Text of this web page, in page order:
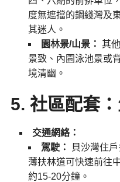
度無遮擋的鋼綫灣及
其迷人。
園林景/山景： 其
景致、內園泳池景或
境清幽。
5. 社區配套
交通網絡：
駕駛：
貝沙灣住
薄扶林道可快速前往
約15-20分鐘。